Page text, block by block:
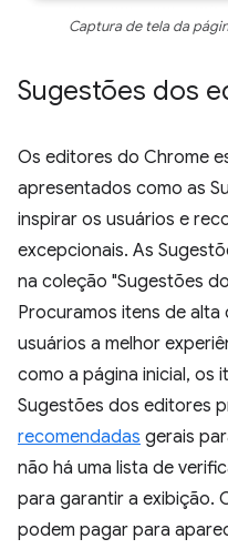
Captura de tela da
Sugestões dos
Os editores do Chrome
apresentados como as
inspirar os usuários e
excepcionais. As
na coleção "Sugestões
Procuramos itens de
usuários a melhor
como a página inicial, os
Sugestões dos editores
recomendadas gerais
não há uma lista de
para garantir a exibição.
podem pagar para